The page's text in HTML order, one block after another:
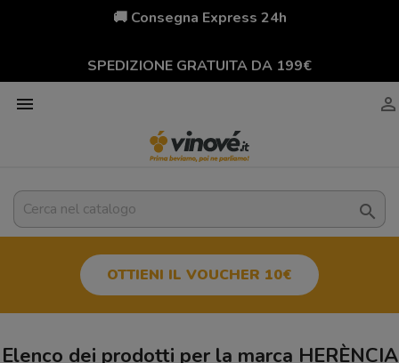
🚚 Consegna Express 24h
SPEDIZIONE GRATUITA DA 199€
 

OTTIENI IL VOUCHER 10€
Elenco dei prodotti per la marca HERÈNCIA